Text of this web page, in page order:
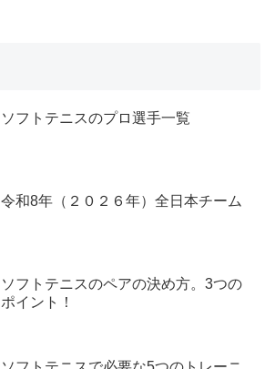
ソフトテニスのプロ選手一覧
令和8年（２０２６年）全日本チーム
ソフトテニスのペアの決め方。3つの
ポイント！